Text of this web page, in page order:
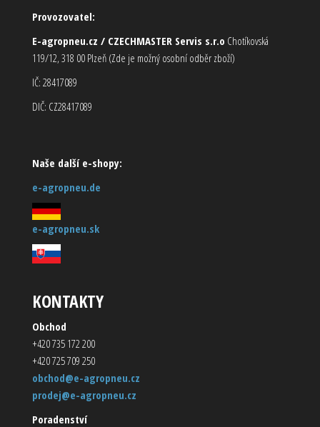
Provozovatel:
E-agropneu.cz / CZECHMASTER Servis s.r.o Chotíkovská
119/12, 318 00 Plzeň (Zde je možný osobní odběr zboží)
IČ: 28417089
DIČ: CZ28417089
Naše další e-shopy:
e-agropneu.de
e-agropneu.sk
KONTAKTY
Obchod
+420 735 172 200
+420 725 709 250
obchod@e-agropneu.cz
prodej@e-agropneu.cz
Poradenství